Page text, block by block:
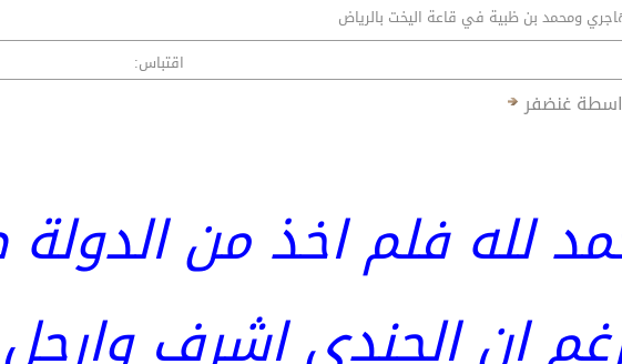
ومحمد بن ظبية في قاعة اليخت بالرياض
اقتباس:
غنضفر
لله فلم اخذ من
ان الجندي اشرف